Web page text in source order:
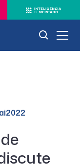
2022